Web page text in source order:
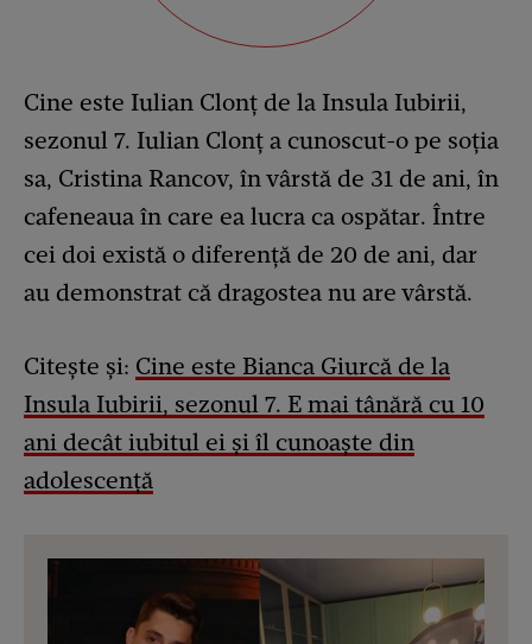
Cine este Iulian Clonț de la Insula Iubirii,
sezonul 7. Iulian Clonț a cunoscut-o pe soția
sa, Cristina Rancov, în vârstă de 31 de ani, în
cafeneaua în care ea lucra ca ospătar. Între
cei doi există o diferență de 20 de ani, dar
au demonstrat că dragostea nu are vârstă.
Citește și: Cine este Bianca Giurcă de la
Insula Iubirii, sezonul 7. E mai tânără cu 10
ani decât iubitul ei și îl cunoaște din
adolescență